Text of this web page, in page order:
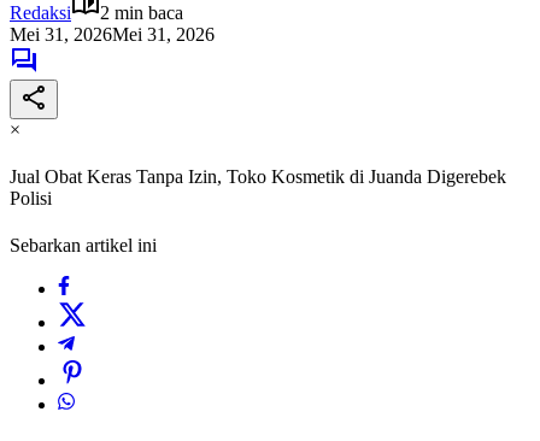
Redaksi
2 min baca
Mei 31, 2026Mei 31, 2026
×
Jual Obat Keras Tanpa Izin, Toko Kosmetik di Juanda Digerebek
Polisi
Sebarkan artikel ini